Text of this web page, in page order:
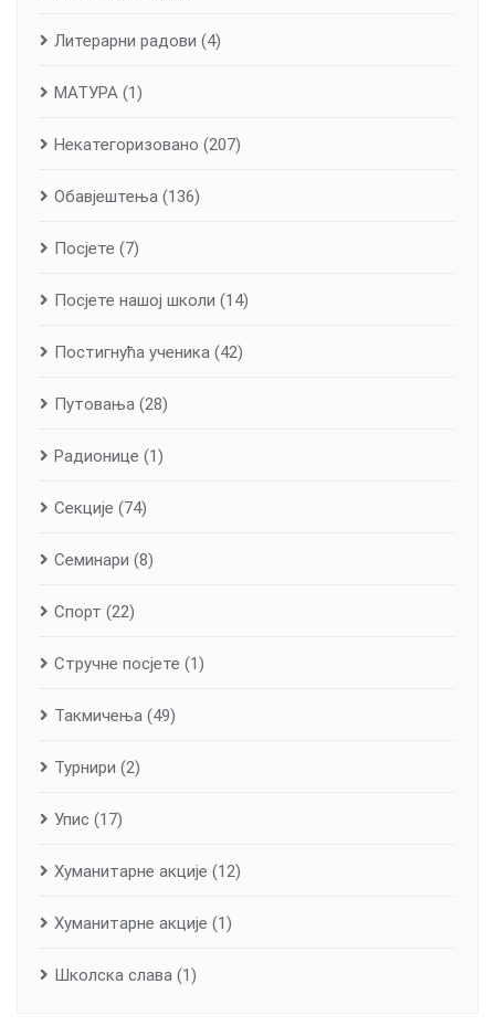
Литерарни радови (4)
МАТУРА (1)
Некатегоризовано (207)
Обавјештења (136)
Посјете (7)
Посјете нашој школи (14)
Постигнућа ученика (42)
Путовања (28)
Радионице (1)
Секције (74)
Семинари (8)
Спорт (22)
Стручне посјете (1)
Такмичења (49)
Турнири (2)
Упис (17)
Хуманитарне aкције (12)
Хуманитарне акције (1)
Школска слава (1)